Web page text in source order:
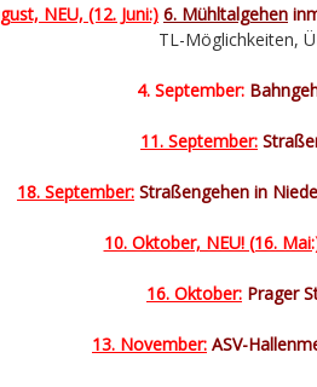
NEU, (12. Juni:) 6. Mühltalgehen
TL-Möglichkeiten,
4. September:
11. September:
18. September: Straßengehen in
10. Oktober, NEU! (16.
16. Oktober: Prager
13. November: ASV-